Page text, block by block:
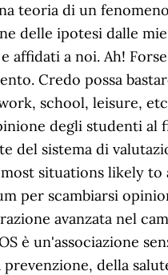
teoria di un
delle ipotesi dalle
a noi. Ah!
Credo possa
school, leisure,
degli studenti al
del sistema di
situations likely to
per scambiarsi
avanzata nel
è un'associazione
della